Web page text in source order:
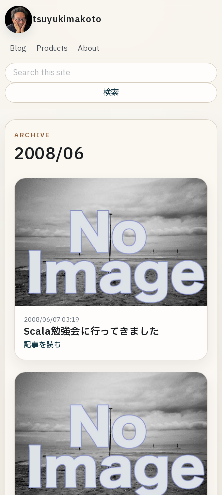
tsuyukimakoto
Blog Products About
Search this site
ARCHIVE
2008/06
2008/06/07 03:19
Scala勉強会に行ってきました
記事を読む